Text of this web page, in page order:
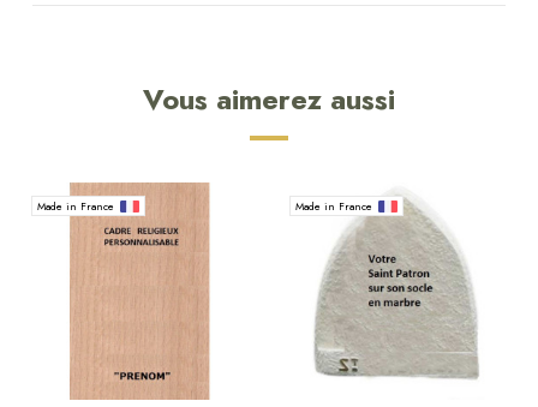
Vous aimerez aussi
Made in France Made in France